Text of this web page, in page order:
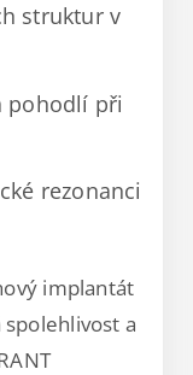
struktur v
pohodlí při
rezonanci
implantát
a